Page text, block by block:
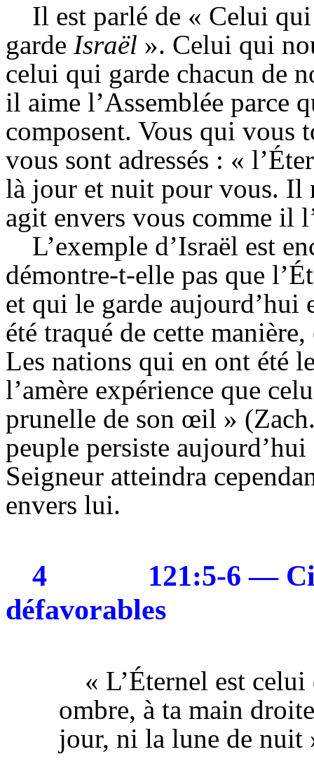
Il est parlé de « Celui
garde Israël ». Celui qui
celui qui garde chacun de
il aime l’Assemblée parce
composent. Vous qui vous
vous sont adressés : «
là jour et nuit pour vous. Il
agit envers vous comme il
L’exemple d’Israël est
démontre-t-elle pas que
et qui le garde aujourd’hui
été traqué de cette
Les nations qui en ont été
l’amère expérience que
prunelle de son œil »
peuple persiste
Seigneur atteindra
envers lui.
4
121:5-6 —
défavorables
« L’Éternel est celui
ombre, à ta main
jour, ni la lune de nuit